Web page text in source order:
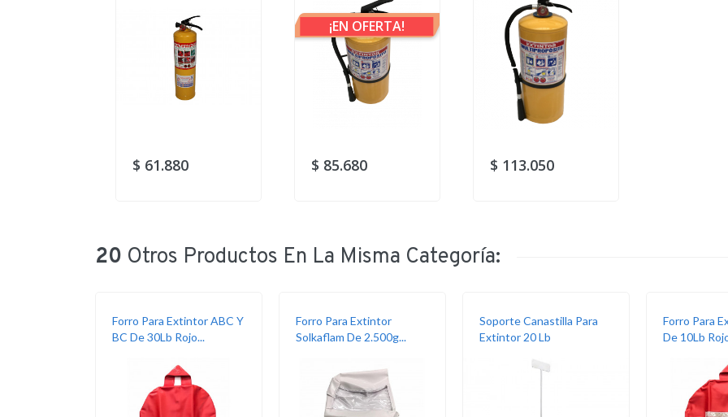
$ 61.880
¡EN OFERTA!
$ 85.680 $ 113.050
20 Otros Productos En La Misma Categoría:
Forro Para Extintor ABC Y
BC De 30Lb Rojo...
Forro Para Extintor
Solkaflam De 2.500g...
Soporte Canastilla Para
Extintor 20 Lb
Forro Para
De 10Lb